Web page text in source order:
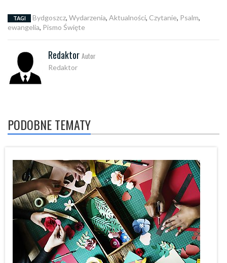
TAGI Bydgoszcz, Wydarzenia, Aktualności, Czytanie, Psalm,
ewangelia, Pismo Święte
Redaktor Autor
Redaktor
PODOBNE TEMATY